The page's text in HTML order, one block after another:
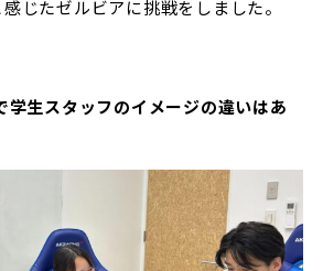
じたゼルビアに挑戦をしました。
学生スタッフのイメージの違いはあ